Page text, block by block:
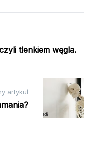
tlenkiem węgla.
artykuł